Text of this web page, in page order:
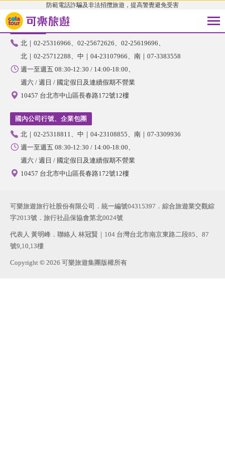
防範電話詐騙及非法招攬旅遊，提高警覺避免受害
國內旅遊
北｜02-25316966 02-25672626
02-25619696
北｜02-25712288
中｜04-23107966
南｜07-3383558
週一至週五 08:30-12:30 / 14:00-18:00
週六 / 週日 / 國定假日及連續假期不營業
10457 台北市中山區長春路172號12樓
國內公司行號、企業包團
北｜02-25318811 中｜04-23108855
南｜07-3309936
週一至週五 08:30-12:30 / 14:00-18:00
週六 / 週日 / 國定假日及連續假期不營業
10457 台北市中山區長春路172號12樓
可樂旅遊旅行社股份有限公司．統一編號04315397．綜合旅遊業交觀綜
字2013號．旅行社品保協會第北0024號
代表人 黃明峰．聯絡人 林冠賢｜104 台灣台北市南京東路二段85、87
號9,10,13樓
Copyright © 2026 可樂旅遊集團版權所有